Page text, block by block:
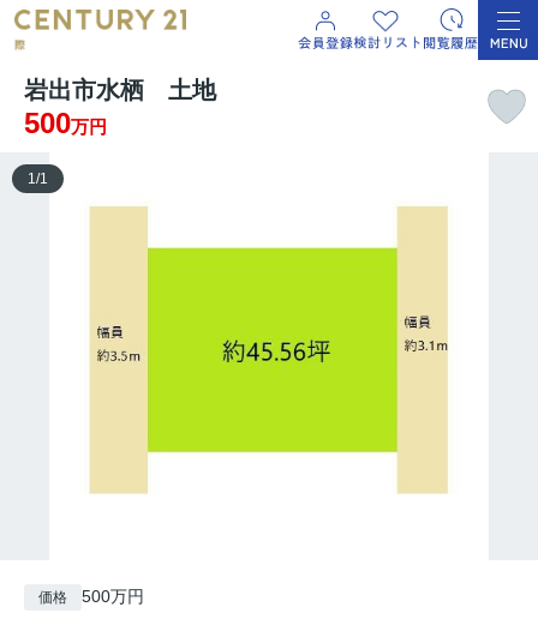
岩出市水栖 土地
500万円
1/1
価格 500万円